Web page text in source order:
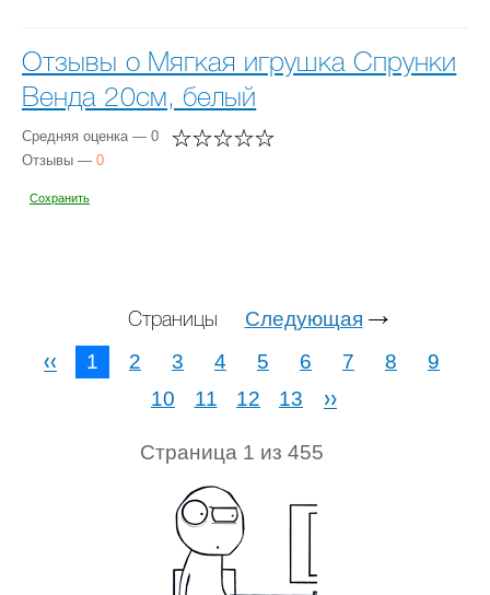
Отзывы о Мягкая игрушка Спрунки
Венда 20см, белый
Средняя оценка — 0
Отзывы — 0
Сохранить
Страницы
Следующая
1
2 3 4 5 6 7 8
9
10
11 12 13
Страница 1 из 455